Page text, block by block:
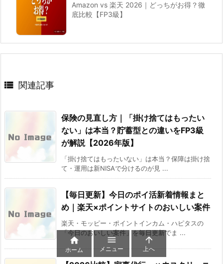
Amazon vs 楽天 2026｜どっちがお得？徹
底比較【FP3級】
 関連記事
保険の見直し方｜「掛け捨てはもったい
ない」は本当？貯蓄型との違いをFP3級
が解説【2026年版】
「掛け捨てはもったいない」は本当？保障は掛け捨
て・運用は新NISAで分けるのが見 ...
【毎日更新】今日のポイ活新着情報まと
め｜楽天×ポイントサイトのおいしい案件
楽天・モッピー・ポイントインカム・ハピタスの
「今日のおいしい案件」を毎日更新でま ...

ホーム

メニュー

上へ